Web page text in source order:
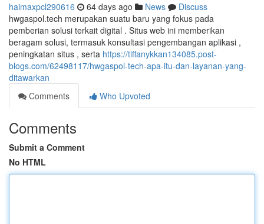
haimaxpcl290616 64 days ago News
Discuss
hwgaspol.tech merupakan suatu baru yang fokus pada
pemberian solusi terkait digital . Situs web ini memberikan
beragam solusi, termasuk konsultasi pengembangan aplikasi ,
peningkatan situs , serta https://tiffanykkan134085.post-
blogs.com/62498117/hwgaspol-tech-apa-itu-dan-layanan-yang-
ditawarkan
Comments
Who Upvoted
Comments
Submit a Comment
No HTML